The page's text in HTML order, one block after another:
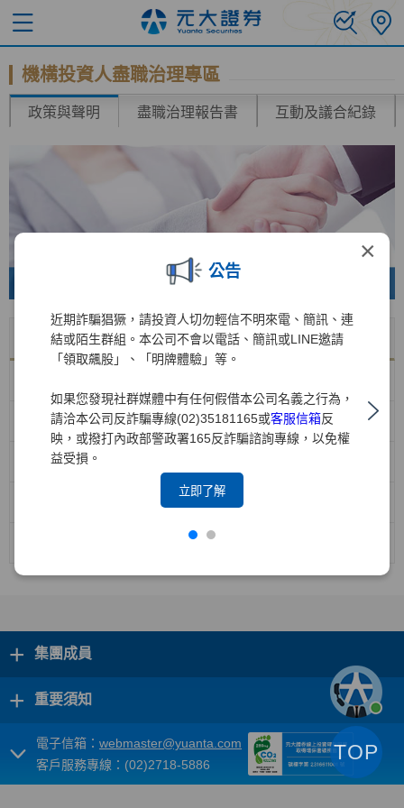
×
公告
近期詐騙猖獗，請投資人切勿輕信不明來電、簡訊、連
結或陌生群組。本公司不會以電話、簡訊或LINE邀請
「領取飆股」、「明牌體驗」等。
如果您發現社群媒體中有任何假借本公司名義之行為，
請洽本公司反詐騙專線(02)35181165或客服信箱反
映，或撥打內政部警政署165反詐騙諮詢專線，以免權
益受損。
立即了解
機構投資人盡職治理專區
政策與聲明 盡職治理報告書 互動及議合紀錄
下載
機構投資人盡職治理政策
防範利益衝突管理政策
機構投資人盡職治理守則遵循聲明(中文版)
機構投資人盡職治理守則遵循聲明(英文版)
+ 集團成員
+ 重要須知
電子信箱： webmaster@yuanta.com
客戶服務專線：(02)2718-5886
TOP